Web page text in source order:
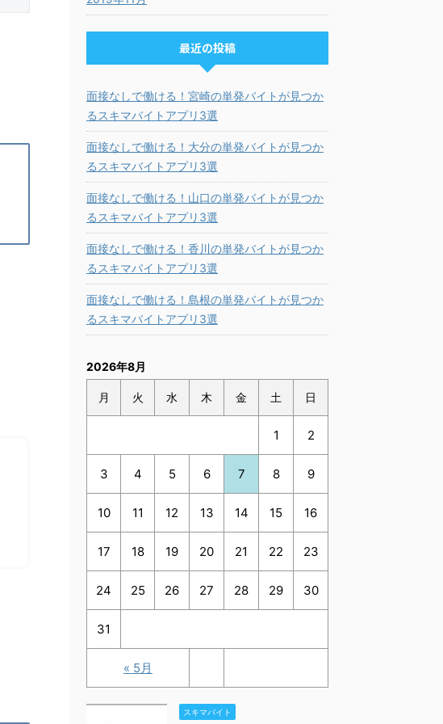
最近の投稿
面接なしで働ける！宮崎の単発バイトが見つか
るスキマバイトアプリ3選
面接なしで働ける！大分の単発バイトが見つか
るスキマバイトアプリ3選
面接なしで働ける！山口の単発バイトが見つか
るスキマバイトアプリ3選
面接なしで働ける！香川の単発バイトが見つか
るスキマバイトアプリ3選
面接なしで働ける！島根の単発バイトが見つか
るスキマバイトアプリ3選
2026年8月
月 火 水 木 金 土 日
« 5月
1 2
3 4 5 6 7 8 9
10 11 12 13 14 15 16
17 18 19 20 21 22 23
24 25 26 27 28 29 30
31
スキマバイト